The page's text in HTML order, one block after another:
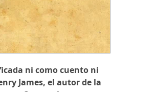
ni como cuento ni
James, el autor de la